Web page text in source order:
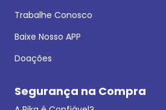
Trabalhe Conosco
Baixe Nosso APP
Doações
Segurança na Compra